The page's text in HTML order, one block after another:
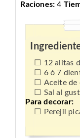
Raciones: 4
12 alitas
6 ó 7
Aceite de
Sal al
Para decorar:
Perejil